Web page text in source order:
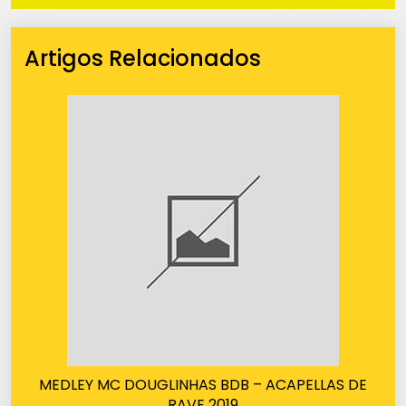
Artigos Relacionados
MEDLEY MC DOUGLINHAS BDB – ACAPELLAS DE